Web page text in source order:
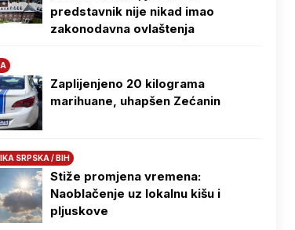
predstavnik nije nikad imao
zakonodavna ovlaštenja
Zaplijenjeno 20 kilograma
marihuane, uhapšen Zećanin
SRPSKA / BIH
Stiže promjena vremena:
Naoblačenje uz lokalnu kišu i
pljuskove